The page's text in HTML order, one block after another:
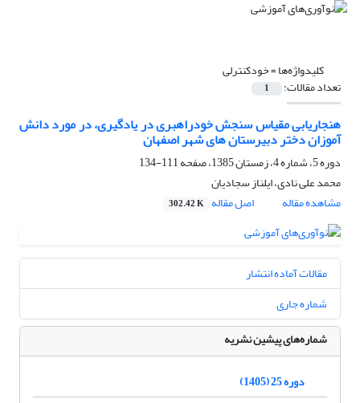
کلیدواژه‌ها =خودکنترلی
تعداد مقالات: 1
هنجاریابی مقیاس سنجش خودراهبری در یادگیری، در مورد دانش
آموزان دختر دبیرستان های شهر اصفهان
دوره 5، شماره 4، زمستان 1385، صفحه
111-134
محمد علی نادی، ایلناز سجادیان
مشاهده مقاله
اصل مقاله 302.42 K
مقالات آماده انتشار
شماره جاری
شماره‌های پیشین نشریه
دوره 25 (1405)